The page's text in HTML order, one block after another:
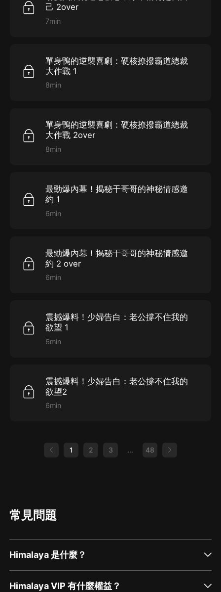
己 2over
7min
單身鴨的逆襲喜劇：硬核撩撥霸道總裁
大作戰 1
8min
單身鴨的逆襲喜劇：硬核撩撥霸道總裁
大作戰 2over
8min
最勁爆內幕！揭秘干哥哥的神秘情感邀
約 1
6min
最勁爆內幕！揭秘干哥哥的神秘情感邀
約 2 over
6min
震撼爆料！少婦告白：老公撐不住我的
欲望 1
6min
震撼爆料！少婦告白：老公撐不住我的
欲望2
6min
1 2 3 ... 48
常見問題
Himalaya 是什麼？
Himalaya VIP 有什麼權益？